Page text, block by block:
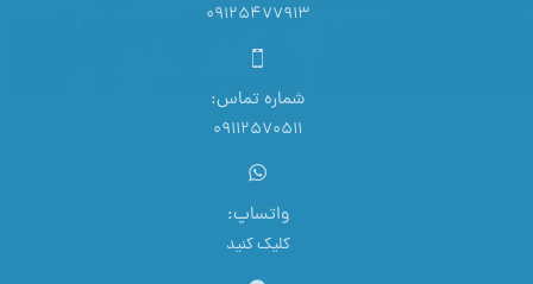
09125477913
شماره تماس:
09112570511
واتساپ:
کلیک کنید